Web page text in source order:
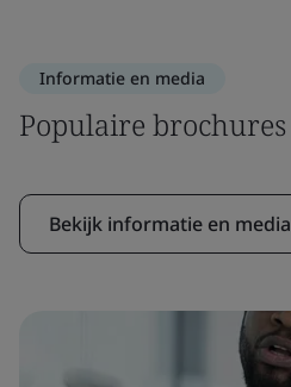
Informatie en media
Populaire brochures
Bekijk informatie en media